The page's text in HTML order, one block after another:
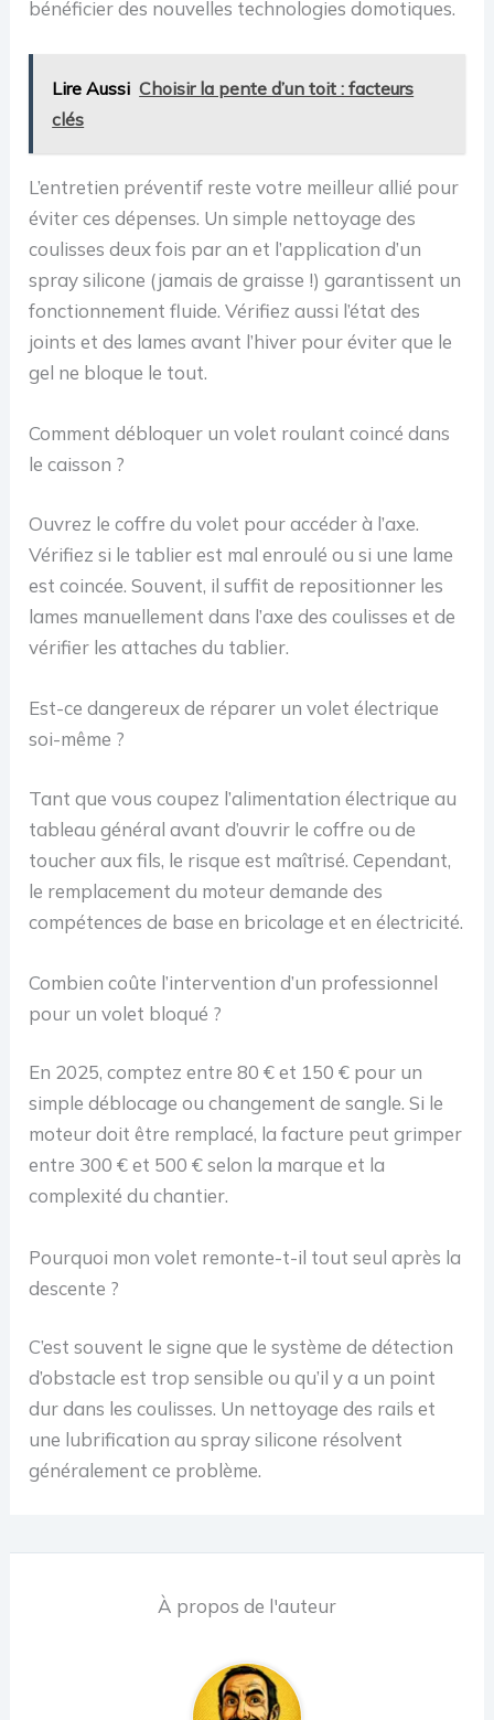
bénéficier des nouvelles technologies domotiques.
Lire Aussi Choisir la pente d’un toit : facteurs
clés
L’entretien préventif reste votre meilleur allié pour
éviter ces dépenses. Un simple nettoyage des
coulisses deux fois par an et l’application d’un
spray silicone (jamais de graisse !) garantissent un
fonctionnement fluide. Vérifiez aussi l’état des
joints et des lames avant l’hiver pour éviter que le
gel ne bloque le tout.
Comment débloquer un volet roulant coincé dans
le caisson ?
Ouvrez le coffre du volet pour accéder à l’axe.
Vérifiez si le tablier est mal enroulé ou si une lame
est coincée. Souvent, il suffit de repositionner les
lames manuellement dans l’axe des coulisses et de
vérifier les attaches du tablier.
Est-ce dangereux de réparer un volet électrique
soi-même ?
Tant que vous coupez l’alimentation électrique au
tableau général avant d’ouvrir le coffre ou de
toucher aux fils, le risque est maîtrisé. Cependant,
le remplacement du moteur demande des
compétences de base en bricolage et en électricité.
Combien coûte l’intervention d’un professionnel
pour un volet bloqué ?
En 2025, comptez entre 80 € et 150 € pour un
simple déblocage ou changement de sangle. Si le
moteur doit être remplacé, la facture peut grimper
entre 300 € et 500 € selon la marque et la
complexité du chantier.
Pourquoi mon volet remonte-t-il tout seul après la
descente ?
C’est souvent le signe que le système de détection
d’obstacle est trop sensible ou qu’il y a un point
dur dans les coulisses. Un nettoyage des rails et
une lubrification au spray silicone résolvent
généralement ce problème.
À propos de l'auteur